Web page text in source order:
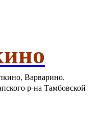
Варварино,
р-на Тамбовской